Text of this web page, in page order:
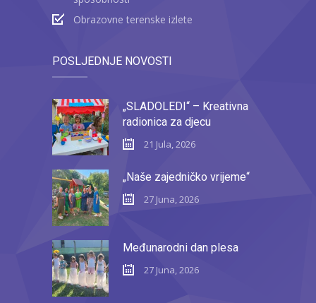
Obrazovne terenske izlete
POSLJEDNJE NOVOSTI
„SLADOLEDI“ – Kreativna
radionica za djecu
21 Jula, 2026
„Naše zajedničko vrijeme“
27 Juna, 2026
Međunarodni dan plesa
27 Juna, 2026